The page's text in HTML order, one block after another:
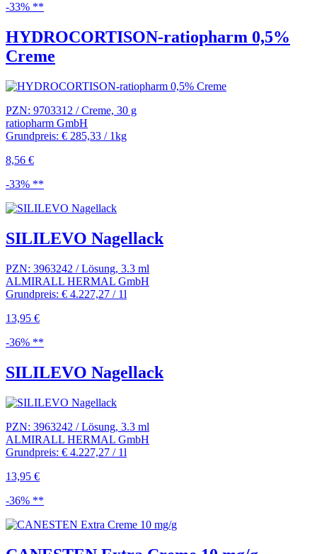
-33% **
HYDROCORTISON-ratiopharm 0,5%
Creme
PZN: 9703312 / Creme, 30 g
ratiopharm GmbH
Grundpreis: € 285,33 / 1kg
8,56 €
-33% **
SILILEVO Nagellack
PZN: 3963242 / Lösung, 3.3 ml
ALMIRALL HERMAL GmbH
Grundpreis: € 4.227,27 / 1l
13,95 €
-36% **
SILILEVO Nagellack
PZN: 3963242 / Lösung, 3.3 ml
ALMIRALL HERMAL GmbH
Grundpreis: € 4.227,27 / 1l
13,95 €
-36% **